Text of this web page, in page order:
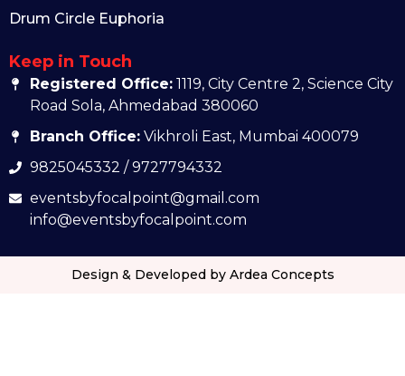
Drum Circle Euphoria
Keep in Touch
Registered Office:1119, City Centre 2, Science City
Road Sola, Ahmedabad 380060
Branch Office:Vikhroli East, Mumbai 400079
9825045332 / 9727794332
eventsbyfocalpoint@gmail.com
info@eventsbyfocalpoint.com
Design & Developed by Ardea Concepts